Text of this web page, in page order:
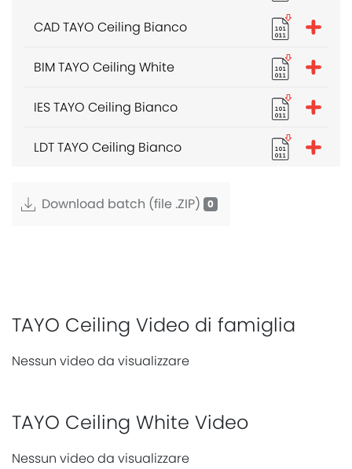
CAD TAYO Ceiling Bianco
BIM TAYO Ceiling White
IES TAYO Ceiling Bianco
LDT TAYO Ceiling Bianco
Download batch (file .ZIP)
TAYO Ceiling Video di famiglia
Nessun video da visualizzare
TAYO Ceiling White Video
Nessun video da visualizzare